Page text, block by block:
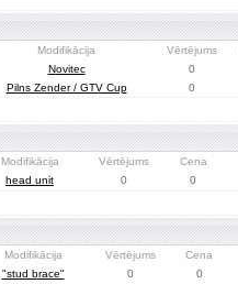
Modifikācija Vērtējums
Novitec
0
Pilns Zender / GTV Cup
0
Modifikācija Vērtējums Cena
head unit
0 0
Modifikācija Vērtējums Cena
"stud brace"
0 0